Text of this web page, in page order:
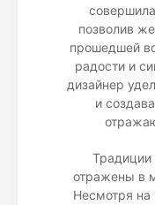
позволив
прошедшей
радости и
дизайнер
и
Традиции
отражены в
Несмотря на